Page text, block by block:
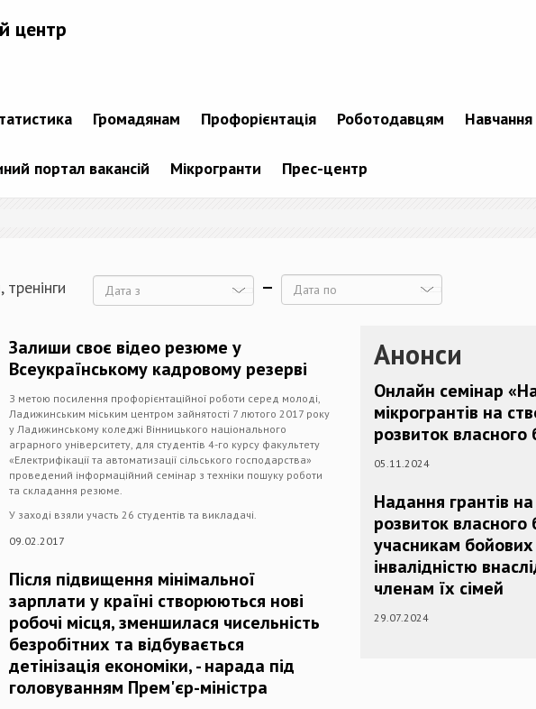
центр
Громадянам Профорієнтація Роботодавцям Навчання
портал вакансій Мікрогранти Прес-центр
тренінги
Залиши своє відео резюме у
Всеукраїнському кадровому резерві
З метою посилення профорієнтаційної роботи серед молоді,
Ладижинським міським центром зайнятості 7 лютого 2017 року
у Ладижинському коледжі Вінницького національного
аграрного університету, для студентів 4-го курсу факультету
«Електрифікації та автоматизації сільського господарства»
проведений інформаційний семінар з техніки пошуку роботи
та складання резюме.
У заході взяли участь 26 студентів та викладачі.
09.02.2017
Після підвищення мінімальної
зарплати у країні створюються нові
робочі місця, зменшилася чисельність
безробітних та відбувається
детінізація економіки, - нарада під
головуванням Прем'єр-міністра
Анонси
Онлайн семінар
мікрогрантів на
розвиток власного
05.11.2024
Надання грантів
розвиток власного
учасникам бойових
інвалідністю
членам їх сімей
29.07.2024